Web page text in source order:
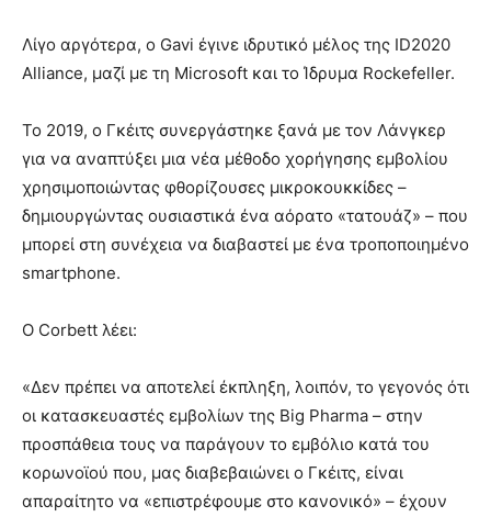
Λίγο αργότερα, ο Gavi έγινε ιδρυτικό μέλος της ID2020
Alliance, μαζί με τη Microsoft και το Ίδρυμα Rockefeller.
Το 2019, ο Γκέιτς συνεργάστηκε ξανά με τον Λάνγκερ
για να αναπτύξει μια νέα μέθοδο χορήγησης εμβολίου
χρησιμοποιώντας φθορίζουσες μικροκουκκίδες –
δημιουργώντας ουσιαστικά ένα αόρατο «τατουάζ» – που
μπορεί στη συνέχεια να διαβαστεί με ένα τροποποιημένο
smartphone.
Ο Corbett λέει:
«Δεν πρέπει να αποτελεί έκπληξη, λοιπόν, το γεγονός ότι
οι κατασκευαστές εμβολίων της Big Pharma – στην
προσπάθεια τους να παράγουν το εμβόλιο κατά του
κορωνοϊού που, μας διαβεβαιώνει ο Γκέιτς, είναι
απαραίτητο να «επιστρέφουμε στο κανονικό» – έχουν